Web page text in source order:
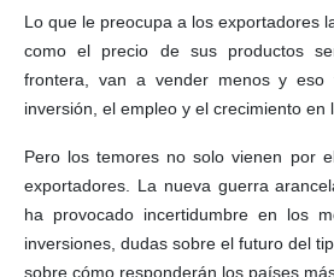
Lo que le preocupa a los exportadores
como el precio de sus productos
frontera, van a vender menos y eso
inversión, el empleo y el crecimiento en
Pero los temores no solo vienen por
exportadores. La nueva guerra
ha provocado incertidumbre en los
inversiones, dudas sobre el futuro del
sobre cómo responderán los países